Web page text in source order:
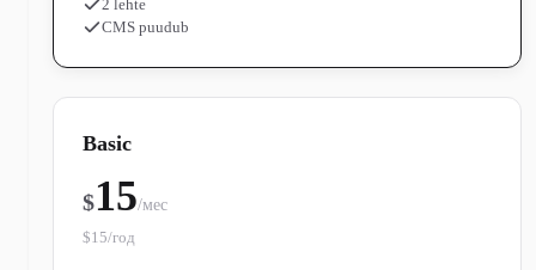
2 lehte
CMS puudub
Basic
$15/мес
$15/год